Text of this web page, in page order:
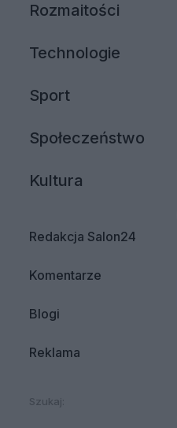
Rozmaitości
Technologie
Sport
Społeczeństwo
Kultura
Redakcja Salon24
Komentarze
Blogi
Reklama
Szukaj: